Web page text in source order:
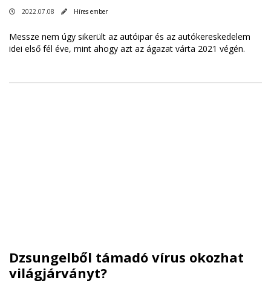
2022.07.08 Híres ember
Messze nem úgy sikerült az autóipar és az autókereskedelem
idei első fél éve, mint ahogy azt az ágazat várta 2021 végén.
Dzsungelből támadó vírus okozhat
világjárványt?